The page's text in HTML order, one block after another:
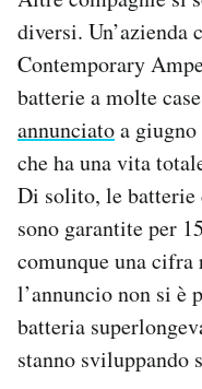
diversi. Un’azienda
Contemporary
batterie a molte
annunciatoa
che ha una vita
Di solito, le
sono garantite per
comunque una cifra
l’annuncio non si è
batteria
stanno